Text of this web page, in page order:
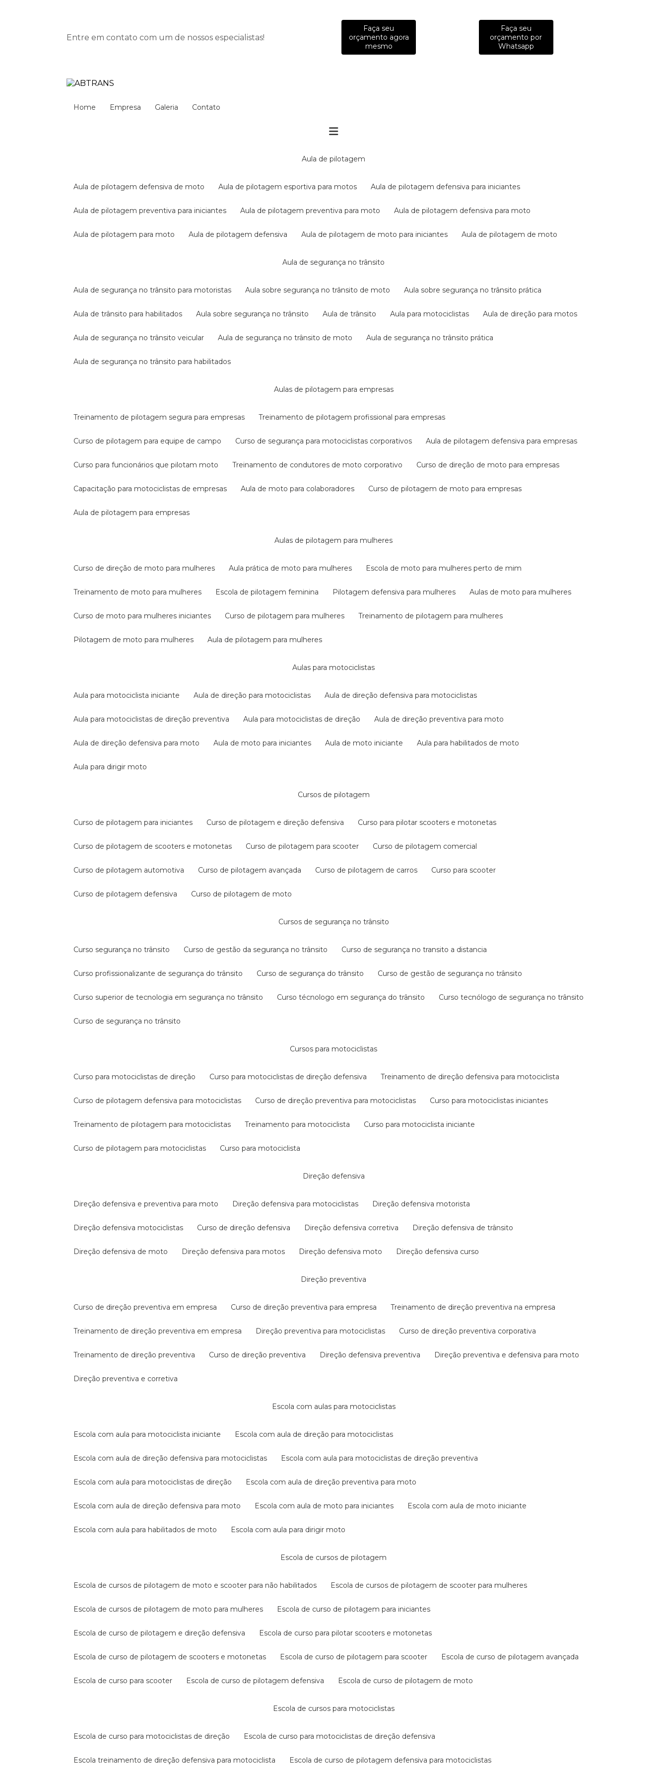
Entre em contato com um de nossos especialistas!
Faça seu
orçamento agora
mesmo
Faça seu
orçamento por
Whatsapp
Home Empresa Galeria Contato
aula de pilotagem
aula de pilotagem defensiva de moto aula de pilotagem esportiva para motos aula de pilotagem defensiva para iniciantes
aula de pilotagem preventiva para iniciantes aula de pilotagem preventiva para moto aula de pilotagem defensiva para moto
aula de pilotagem para moto aula de pilotagem defensiva aula de pilotagem de moto para iniciantes aula de pilotagem de moto
aula de segurança no trânsito
aula de segurança no trânsito para motoristas aula sobre segurança no trânsito de moto aula sobre segurança no trânsito prática
aula de trânsito para habilitados aula sobre segurança no trânsito aula de trânsito aula para motociclistas aula de direção para motos
aula de segurança no trânsito veicular aula de segurança no trânsito de moto aula de segurança no trânsito prática
aula de segurança no trânsito para habilitados
aulas de pilotagem para empresas
treinamento de pilotagem segura para empresas treinamento de pilotagem profissional para empresas
curso de pilotagem para equipe de campo curso de segurança para motociclistas corporativos aula de pilotagem defensiva para empresas
curso para funcionários que pilotam moto treinamento de condutores de moto corporativo curso de direção de moto para empresas
capacitação para motociclistas de empresas aula de moto para colaboradores curso de pilotagem de moto para empresas
aula de pilotagem para empresas
aulas de pilotagem para mulheres
curso de direção de moto para mulheres aula prática de moto para mulheres escola de moto para mulheres perto de mim
treinamento de moto para mulheres escola de pilotagem feminina pilotagem defensiva para mulheres aulas de moto para mulheres
curso de moto para mulheres iniciantes curso de pilotagem para mulheres treinamento de pilotagem para mulheres
pilotagem de moto para mulheres aula de pilotagem para mulheres
aulas para motociclistas
aula para motociclista iniciante aula de direção para motociclistas aula de direção defensiva para motociclistas
aula para motociclistas de direção preventiva aula para motociclistas de direção aula de direção preventiva para moto
aula de direção defensiva para moto aula de moto para iniciantes aula de moto iniciante aula para habilitados de moto
aula para dirigir moto
cursos de pilotagem
curso de pilotagem para iniciantes curso de pilotagem e direção defensiva curso para pilotar scooters e motonetas
curso de pilotagem de scooters e motonetas curso de pilotagem para scooter curso de pilotagem comercial
curso de pilotagem automotiva curso de pilotagem avançada curso de pilotagem de carros curso para scooter
curso de pilotagem defensiva curso de pilotagem de moto
cursos de segurança no trânsito
curso segurança no trânsito curso de gestão da segurança no trânsito curso de segurança no transito a distancia
curso profissionalizante de segurança do trânsito curso de segurança do trânsito curso de gestão de segurança no trânsito
curso superior de tecnologia em segurança no trânsito curso técnologo em segurança do trânsito curso tecnólogo de segurança no trânsito
curso de segurança no trânsito
cursos para motociclistas
curso para motociclistas de direção curso para motociclistas de direção defensiva treinamento de direção defensiva para motociclista
curso de pilotagem defensiva para motociclistas curso de direção preventiva para motociclistas curso para motociclistas iniciantes
treinamento de pilotagem para motociclistas treinamento para motociclista curso para motociclista iniciante
curso de pilotagem para motociclistas curso para motociclista
direção defensiva
direção defensiva e preventiva para moto direção defensiva para motociclistas direção defensiva motorista
direção defensiva motociclistas curso de direção defensiva direção defensiva corretiva direção defensiva de trânsito
direção defensiva de moto direção defensiva para motos direção defensiva moto direção defensiva curso
direção preventiva
curso de direção preventiva em empresa curso de direção preventiva para empresa treinamento de direção preventiva na empresa
treinamento de direção preventiva em empresa direção preventiva para motociclistas curso de direção preventiva corporativa
treinamento de direção preventiva curso de direção preventiva direção defensiva preventiva direção preventiva e defensiva para moto
direção preventiva e corretiva
escola com aulas para motociclistas
escola com aula para motociclista iniciante escola com aula de direção para motociclistas
escola com aula de direção defensiva para motociclistas escola com aula para motociclistas de direção preventiva
escola com aula para motociclistas de direção escola com aula de direção preventiva para moto
escola com aula de direção defensiva para moto escola com aula de moto para iniciantes escola com aula de moto iniciante
escola com aula para habilitados de moto escola com aula para dirigir moto
escola de cursos de pilotagem
escola de cursos de pilotagem de moto e scooter para não habilitados escola de cursos de pilotagem de scooter para mulheres
escola de cursos de pilotagem de moto para mulheres escola de curso de pilotagem para iniciantes
escola de curso de pilotagem e direção defensiva escola de curso para pilotar scooters e motonetas
escola de curso de pilotagem de scooters e motonetas escola de curso de pilotagem para scooter escola de curso de pilotagem avançada
escola de curso para scooter escola de curso de pilotagem defensiva escola de curso de pilotagem de moto
escola de cursos para motociclistas
escola de curso para motociclistas de direção escola de curso para motociclistas de direção defensiva
escola treinamento de direção defensiva para motociclista escola de curso de pilotagem defensiva para motociclistas